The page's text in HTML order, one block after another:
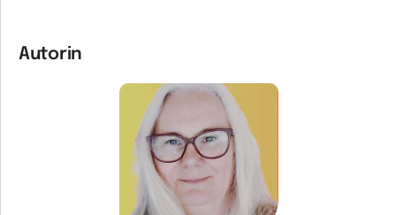
Autorin